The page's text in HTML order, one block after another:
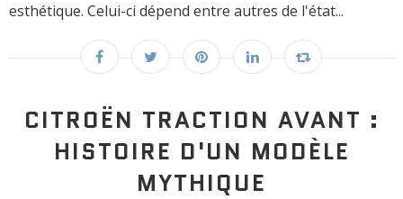
esthétique. Celui-ci dépend entre autres de l'état...
CITROËN TRACTION AVANT :
HISTOIRE D'UN MODÈLE
MYTHIQUE